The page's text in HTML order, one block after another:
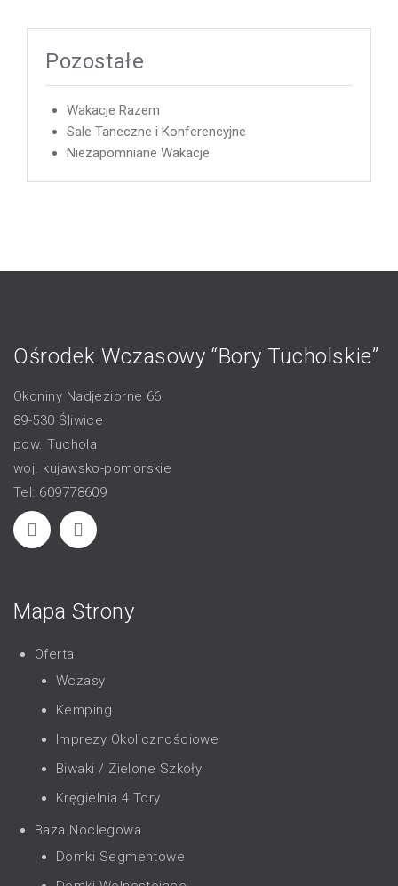
Pozostałe
Wakacje Razem
Sale Taneczne i Konferencyjne
Niezapomniane Wakacje
Ośrodek Wczasowy “Bory Tucholskie”
Okoniny Nadjeziorne 66
89-530 Śliwice
pow. Tuchola
woj. kujawsko-pomorskie
Tel: 609778609
Mapa Strony
Oferta
Wczasy
Kemping
Imprezy Okolicznościowe
Biwaki / Zielone Szkoły
Kręgielnia 4 Tory
Baza Noclegowa
Domki Segmentowe